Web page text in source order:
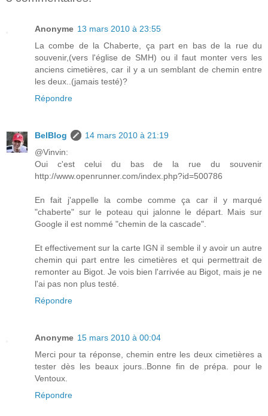
Anonyme 13 mars 2010 à 23:55
La combe de la Chaberte, ça part en bas de la rue du
souvenir,(vers l'église de SMH) ou il faut monter vers les
anciens cimetières, car il y a un semblant de chemin entre
les deux..(jamais testé)?
Répondre
BelBlog
14 mars 2010 à 21:19
@Vinvin:
Oui c'est celui du bas de la rue du souvenir
http://www.openrunner.com/index.php?id=500786
En fait j'appelle la combe comme ça car il y marqué
"chaberte" sur le poteau qui jalonne le départ. Mais sur
Google il est nommé "chemin de la cascade".
Et effectivement sur la carte IGN il semble il y avoir un autre
chemin qui part entre les cimetières et qui permettrait de
remonter au Bigot. Je vois bien l'arrivée au Bigot, mais je ne
l'ai pas non plus testé.
Répondre
Anonyme 15 mars 2010 à 00:04
Merci pour ta réponse, chemin entre les deux cimetières a
tester dès les beaux jours..Bonne fin de prépa. pour le
Ventoux.
Répondre